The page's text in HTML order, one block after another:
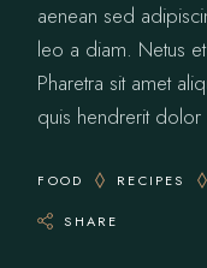
aenean sed
leo a diam. Netus
Pharetra sit amet
quis hendrerit
FOOD RECIPES
SHARE